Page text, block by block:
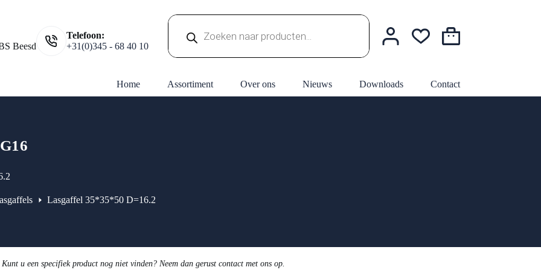
Beesd
Telefoon:
+31(0)345 - 68 40 10
zoeken
Winkelwagen
Home Assortiment Over ons Nieuws Downloads Contact
Lasgaffel 35*35*50 D=16.2
u een specifiek product nog niet vinden? Neem dan gerust contact met ons op.